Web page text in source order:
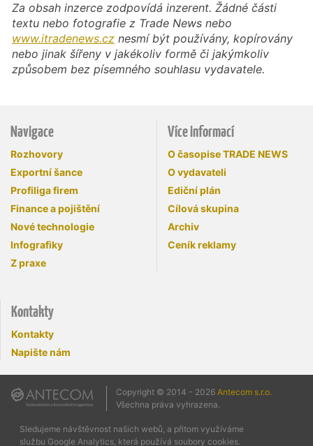
Za obsah inzerce zodpovídá inzerent. Žádné části
textu nebo fotografie z Trade News nebo
www.itradenews.cz nesmí být používány, kopírovány
nebo jinak šířeny v jakékoliv formě či jakýmkoliv
způsobem bez písemného souhlasu vydavatele.
Navigace
Rozhovory
Exportní šance
Profiliga firem
Finance a pojištění
Nové technologie
Infografiky
Z praxe
Více informací
O časopise TRADE NEWS
O vydavateli
Ediční plán
Cílová skupina
Archiv
Ceník reklamy
Kontakty
Kontakty
Napište nám
Copyright © 2014 - 2026 Antecom s.r.o.
Všechna práva vyhrazena.
Sledujeme návštěvnost našich webů, a přitom využíváme
službu Google Analytics, která používá soubory cookies.